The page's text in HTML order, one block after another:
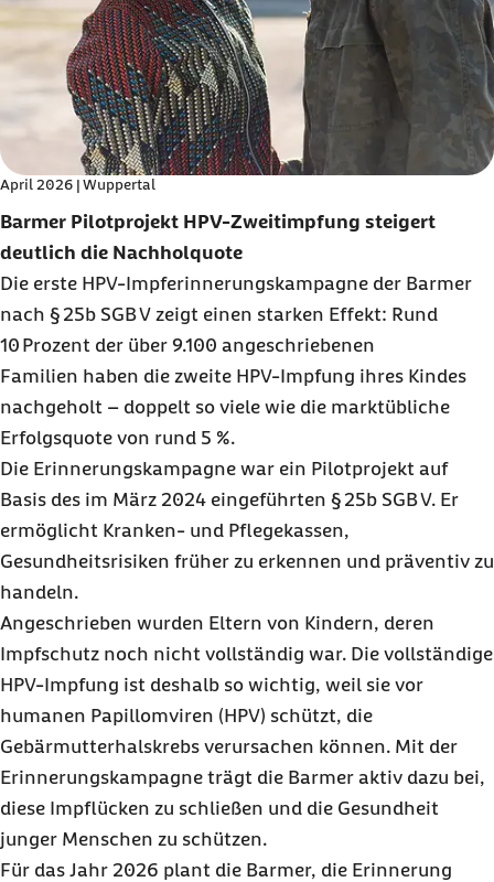
April 2026 | Wuppertal
Barmer Pilotprojekt HPV-Zweitimpfung steigert
deutlich die Nachholquote
Die erste HPV‑Impferinnerungskampagne der Barmer
nach § 25b SGB V zeigt einen starken Effekt: Rund
10 Prozent der über 9.100 angeschriebenen
Familien haben die zweite HPV‑Impfung ihres Kindes
nachgeholt – doppelt so viele wie die marktübliche
Erfolgsquote von rund 5 %.
Die Erinnerungskampagne war ein Pilotprojekt auf
Basis des im März 2024 eingeführten § 25b SGB V. Er
ermöglicht Kranken- und Pflegekassen,
Gesundheitsrisiken früher zu erkennen und präventiv zu
handeln.
Angeschrieben wurden Eltern von Kindern, deren
Impfschutz noch nicht vollständig war. Die vollständige
HPV-Impfung ist deshalb so wichtig, weil sie vor
humanen Papillomviren (HPV) schützt, die
Gebärmutterhalskrebs verursachen können. Mit der
Erinnerungskampagne trägt die Barmer aktiv dazu bei,
diese Impflücken zu schließen und die Gesundheit
junger Menschen zu schützen.
Für das Jahr 2026 plant die Barmer, die Erinnerung